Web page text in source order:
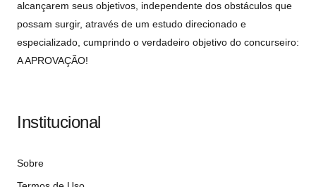
alcançarem seus objetivos, independente dos obstáculos que
possam surgir, através de um estudo direcionado e
especializado, cumprindo o verdadeiro objetivo do concurseiro:
A APROVAÇÃO!
Institucional
Sobre